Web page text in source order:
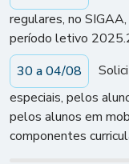
regulares, no
período letivo
30 a 04/08
especiais, pelos
pelos alunos em
componentes